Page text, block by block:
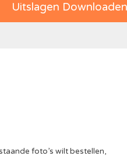
Uitslagen
foto’s wilt bestellen,